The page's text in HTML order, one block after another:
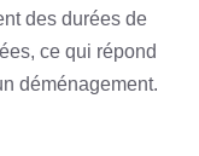
des durées de
ce qui répond
déménagement.